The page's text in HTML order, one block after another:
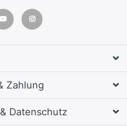
Zahlung
Datenschutz